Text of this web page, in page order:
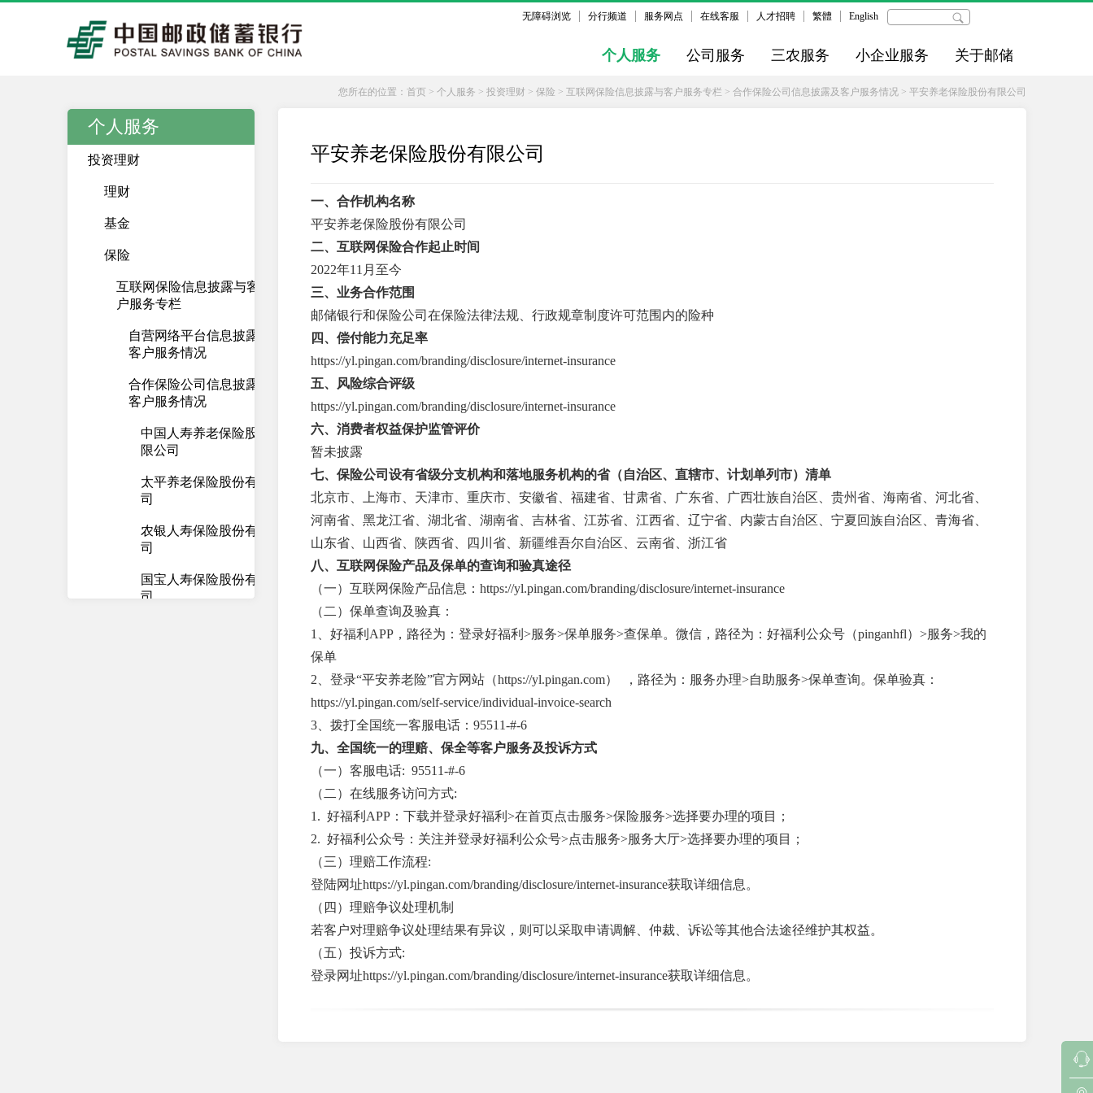
无障碍浏览 分行频道 服务网点 在线客服 人才招聘 繁體 English
个人服务 公司服务 三农服务 小企业服务 关于邮储
您所在的位置： 首页 > 个人服务 > 投资理财 > 保险 > 互联网保险信息披露与客户服务专栏 > 合作保险公司信息披露及客户服务情况 > 平安养老保险股份有限公司
个人服务
投资理财
理财
基金
保险
互联网保险信息披露与客
户服务专栏
自营网络平台信息披露及
客户服务情况
合作保险公司信息披露及
客户服务情况
中国人寿养老保险股份有
限公司
太平养老保险股份有限公
司
农银人寿保险股份有限公
司
国宝人寿保险股份有限公
司
平安养老保险股份有限公司
一、合作机构名称
平安养老保险股份有限公司
二、互联网保险合作起止时间
2022年11月至今
三、业务合作范围
邮储银行和保险公司在保险法律法规、行政规章制度许可范围内的险种
四、偿付能力充足率
https://yl.pingan.com/branding/disclosure/internet-insurance
五、风险综合评级
https://yl.pingan.com/branding/disclosure/internet-insurance
六、消费者权益保护监管评价
暂未披露
七、保险公司设有省级分支机构和落地服务机构的省（自治区、直辖市、计划单列市）清单
北京市、上海市、天津市、重庆市、安徽省、福建省、甘肃省、广东省、广西壮族自治区、贵州省、海南省、河北省、
河南省、黑龙江省、湖北省、湖南省、吉林省、江苏省、江西省、辽宁省、内蒙古自治区、宁夏回族自治区、青海省、
山东省、山西省、陕西省、四川省、新疆维吾尔自治区、云南省、浙江省
八、互联网保险产品及保单的查询和验真途径
（一）互联网保险产品信息：https://yl.pingan.com/branding/disclosure/internet-insurance
（二）保单查询及验真：
1、好福利APP，路径为：登录好福利>服务>保单服务>查保单。微信，路径为：好福利公众号（pinganhfl）>服务>我的
保单
2、登录“平安养老险”官方网站（https://yl.pingan.com） ，路径为：服务办理>自助服务>保单查询。保单验真：
https://yl.pingan.com/self-service/individual-invoice-search
3、拨打全国统一客服电话：95511-#-6
九、全国统一的理赔、保全等客户服务及投诉方式
（一）客服电话: 95511-#-6
（二）在线服务访问方式:
1. 好福利APP：下载并登录好福利>在首页点击服务>保险服务>选择要办理的项目；
2. 好福利公众号：关注并登录好福利公众号>点击服务>服务大厅>选择要办理的项目；
（三）理赔工作流程:
登陆网址https://yl.pingan.com/branding/disclosure/internet-insurance获取详细信息。
（四）理赔争议处理机制
若客户对理赔争议处理结果有异议，则可以采取申请调解、仲裁、诉讼等其他合法途径维护其权益。
（五）投诉方式:
登录网址https://yl.pingan.com/branding/disclosure/internet-insurance获取详细信息。